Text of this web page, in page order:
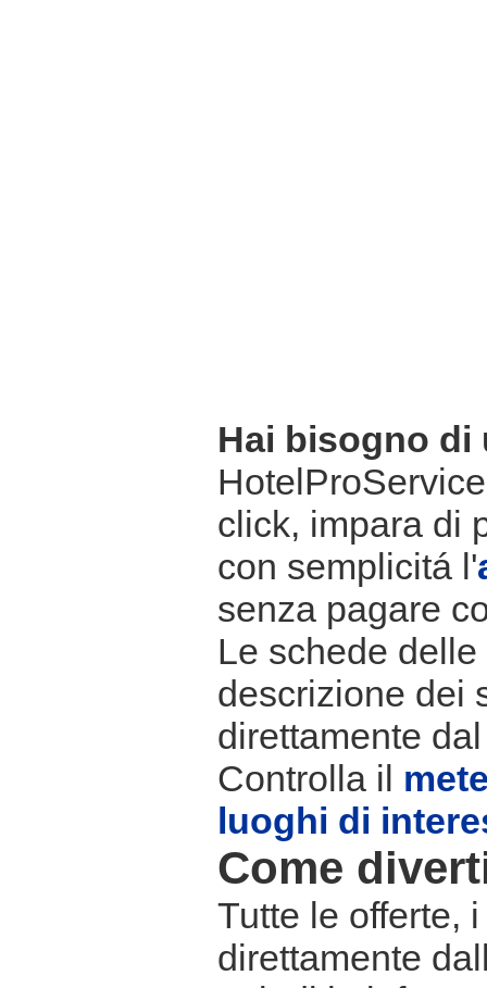
Hai bisogno di
click, impara di
con semplicitá l'
senza pagare
Le schede
descrizione dei
direttamente
Controlla il
luoghi di
Come
Tutte le offerte,
direttamente